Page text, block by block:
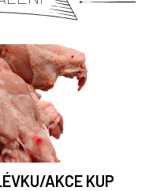
AKCE KUP